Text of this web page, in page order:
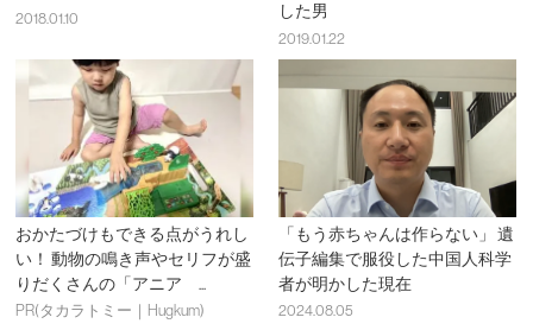
2018.01.10
した男
2019.01.22
おかたづけもできる点がうれし
い！ 動物の鳴き声やセリフが盛
りだくさんの「アニア ...
PR(タカラトミー｜Hugkum)
「もう赤ちゃんは作らない」 遺
伝子編集で服役した中国人科学
者が明かした現在
2024.08.05